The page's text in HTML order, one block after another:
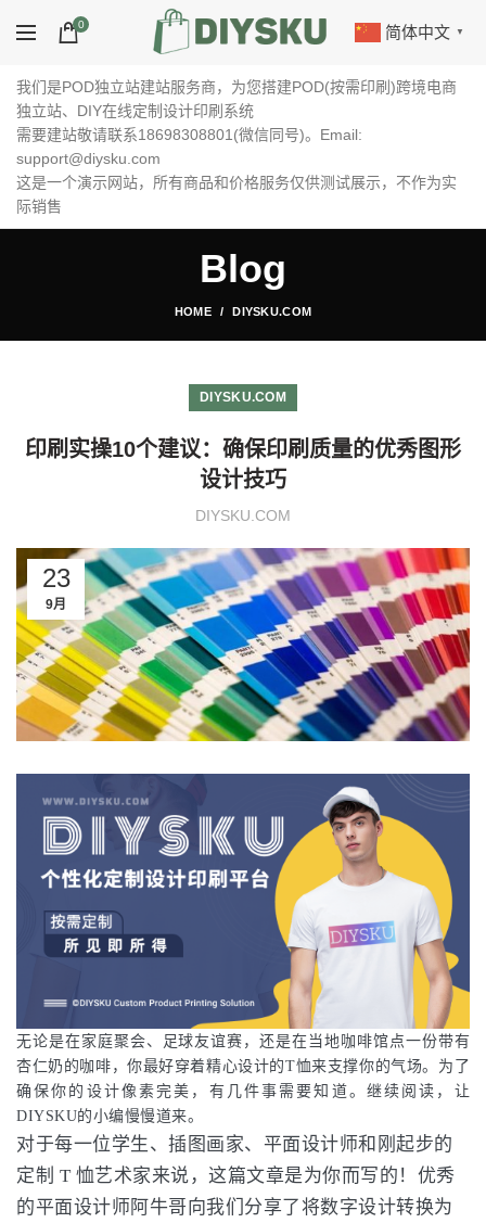
0 简体中文 ▼
我们是POD独立站建站服务商，为您搭建POD(按需印刷)跨境电商
独立站、DIY在线定制设计印刷系统
需要建站敬请联系18698308801(微信同号)。Email:
support@diysku.com
这是一个演示网站，所有商品和价格服务仅供测试展示，不作为实
际销售
Blog
HOME DIYSKU.COM
DIYSKU.COM
印刷实操10个建议：确保印刷质量的优秀图形
设计技巧
DIYSKU.COM
23
9月
无论是在家庭聚会、足球友谊赛，还是在当地咖啡馆点一份带有
杏仁奶的咖啡，你最好穿着精心设计的T恤来支撑你的气场。 为了
确保你的设计像素完美，有几件事需要知道。 继续阅读，让
DIYSKU的小编慢慢道来。
对于每一位学生、插图画家、平面设计师和刚起步的
定制 T 恤艺术家来说，这篇文章是为你而写的！优秀
的平面设计师阿牛哥向我们分享了将数字设计转换为